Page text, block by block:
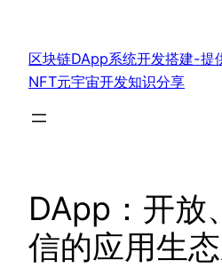
区块链DApp系统开发搭建-提
NFT元宇宙开发知识分享
DApp：开放
信的应用生